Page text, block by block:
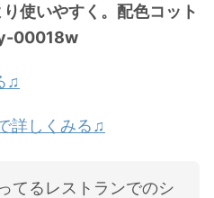
使いやすく。配色コット
00018w
♫
詳しくみる♫
てるレストランでのシ